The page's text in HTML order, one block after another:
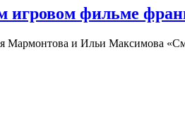
игровом фильме
Мармонтова и Ильи Максимова